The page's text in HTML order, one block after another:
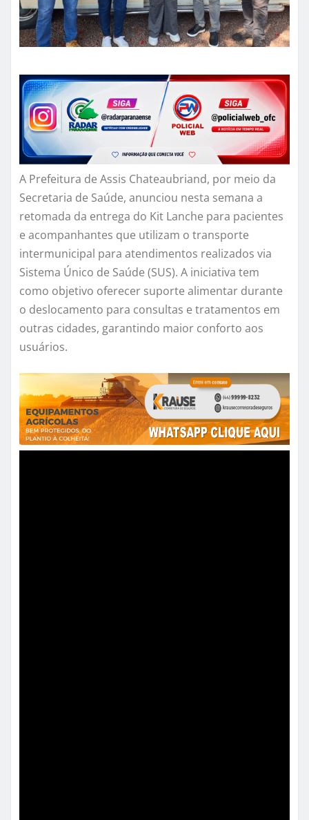
A Prefeitura de Assis Chateaubriand, por meio da
Secretaria de Saúde, anunciou nesta semana a
retomada da entrega do Kit Lanche para pacientes
e acompanhantes que utilizam o transporte
intermunicipal para atendimentos realizados via
Sistema Único de Saúde (SUS). A iniciativa tem
como objetivo oferecer suporte alimentar durante
o deslocamento para consultas e tratamentos em
outras cidades, garantindo maior conforto aos
usuários.